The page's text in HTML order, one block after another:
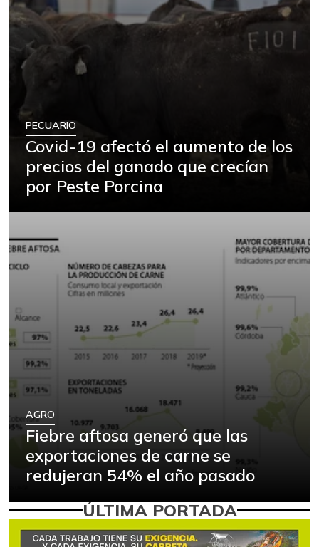
PECUARIO
Covid-19 afectó el aumento de los
precios del ganado que crecían
por Peste Porcina
AGRO
Fiebre aftosa generó que las
exportaciones de carne se
redujeran 54% el año pasado
ÚLTIMA PORTADA